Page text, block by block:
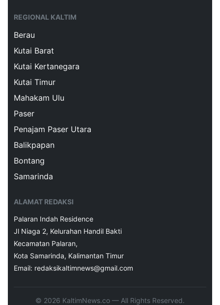
REGIONAL KALTIM
Berau
Kutai Barat
Kutai Kertanegara
Kutai Timur
Mahakam Ulu
Paser
Penajam Paser Utara
Balikpapan
Bontang
Samarinda
ALAMAT REDAKSI
Palaran Indah Residence
Jl Niaga 2, Kelurahan Handil Bakti
Kecamatan Palaran,
Kota Samarinda, Kalimantan Timur
Email: redaksikaltimnews@gmail.com
© 2026 KaltimNews.co — All Rights Reserved.